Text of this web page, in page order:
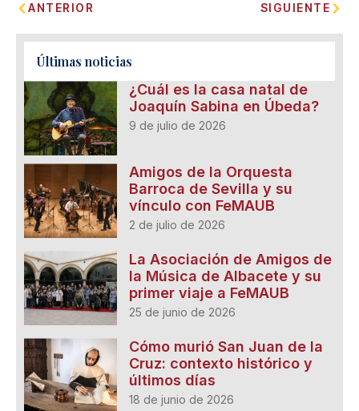
ANTERIOR SIGUIENTE
Últimas noticias
¿Cuál es la casa natal de
Joaquín Sabina en Úbeda?
9 de julio de 2026
Amigos de la Orquesta
Barroca de Sevilla y su
vínculo con FeMAUB
2 de julio de 2026
La Asociación de Amigos de
la Música de Albacete y su
primer viaje a FeMAUB
25 de junio de 2026
Cómo murió San Juan de la
Cruz: contexto histórico y
últimos días
18 de junio de 2026